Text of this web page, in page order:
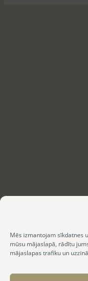
Mēs izmantojam sīkdatnes
mūsu mājaslapā, rādītu
mājaslapas trafiku un